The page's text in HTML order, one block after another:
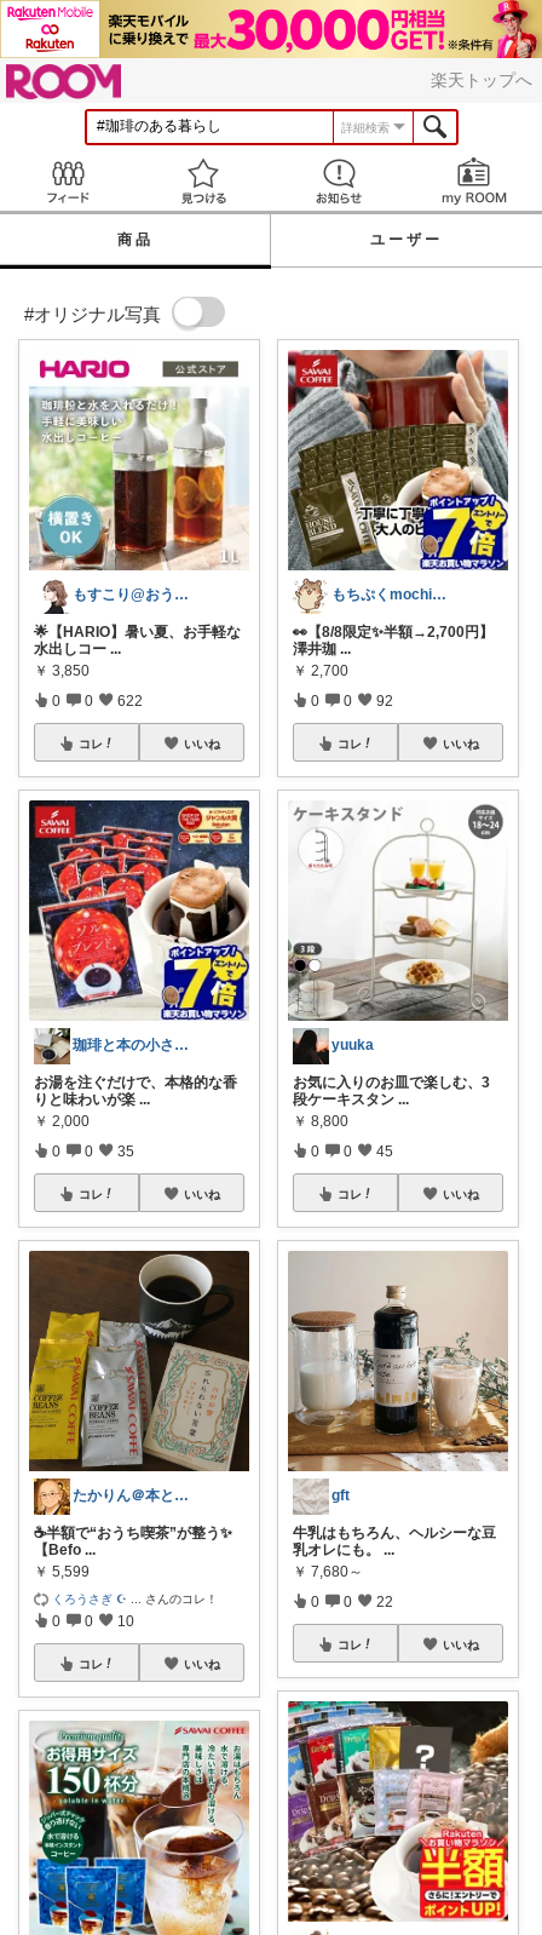
楽天トップへ
詳細検索
見つける お知らせ
商品 ユーザー
#オリジナル写真
もすこり@おうち満喫＆外出頑張る
🌟【HARIO】暑い夏、お手軽な
水出しコー ...
￥ 3,850
0 0 622
コレ いいね
珈琲と本の小さな喫茶店☕️📕
お湯を注ぐだけで、本格的な香
りと味わいが楽 ...
￥ 2,000
0 0 35
コレ いいね
たかりん＠本と灯りと仏様のある暮らし
☕半額で“おうち喫茶”が整う✨
【Befo ...
￥ 5,599
くろうさぎ ☪ さんのコレ！
0 0 10
コレ いいね
もちぷくmochipuku☘️7日感謝
👀【8/8限定✨半額→2,700円】
澤井珈 ...
￥ 2,700
0 0 92
コレ いいね
yuuka
お気に入りのお皿で楽しむ、3
段ケーキスタン ...
￥ 8,800
0 0 45
コレ いいね
gft
牛乳はもちろん、ヘルシーな豆
乳オレにも。 ...
￥ 7,680～
0 0 22
コレ いいね